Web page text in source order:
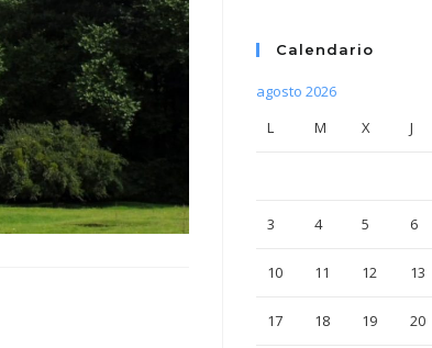
Calendario
agosto 2026
L
M X J
3 4 5 6
10 11 12 13
17 18 19 20